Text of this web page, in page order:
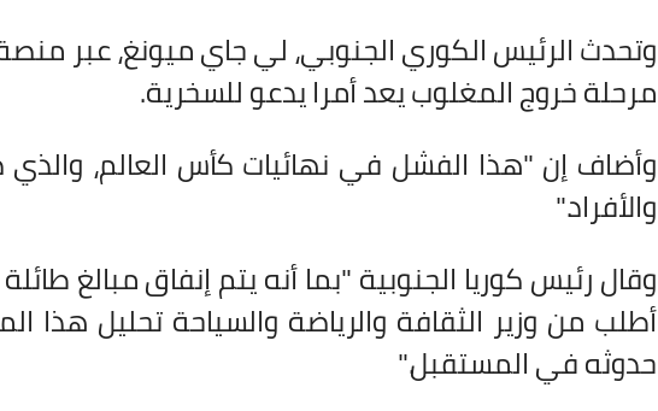
وتحدث الرئيس الكوري الجنوبي، لي جاي ميونغ، عبر
مرحلة خروج المغلوب يعد أمرا يدعو للسخرية.
وأضاف إن "هذا الفشل في نهائيات كأس العالم،
والأفراد".
وقال رئيس كوريا الجنوبية "بما أنه يتم إنفاق مبالغ
أطلب من وزير الثقافة والرياضة والسياحة تحليل هذا
حدوثه في المستقبل".